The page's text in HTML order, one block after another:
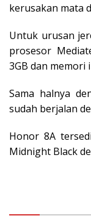
kerusakan mata
Untuk urusan
prosesor
3GB dan memori
Sama halnya
sudah berjalan
Honor 8A
Midnight Black